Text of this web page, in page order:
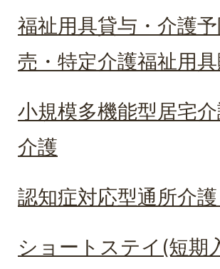
福祉用具貸与・介護
売・特定介護福祉用
小規模多機能型居宅
介護
認知症対応型通所介
ショートステイ(短期